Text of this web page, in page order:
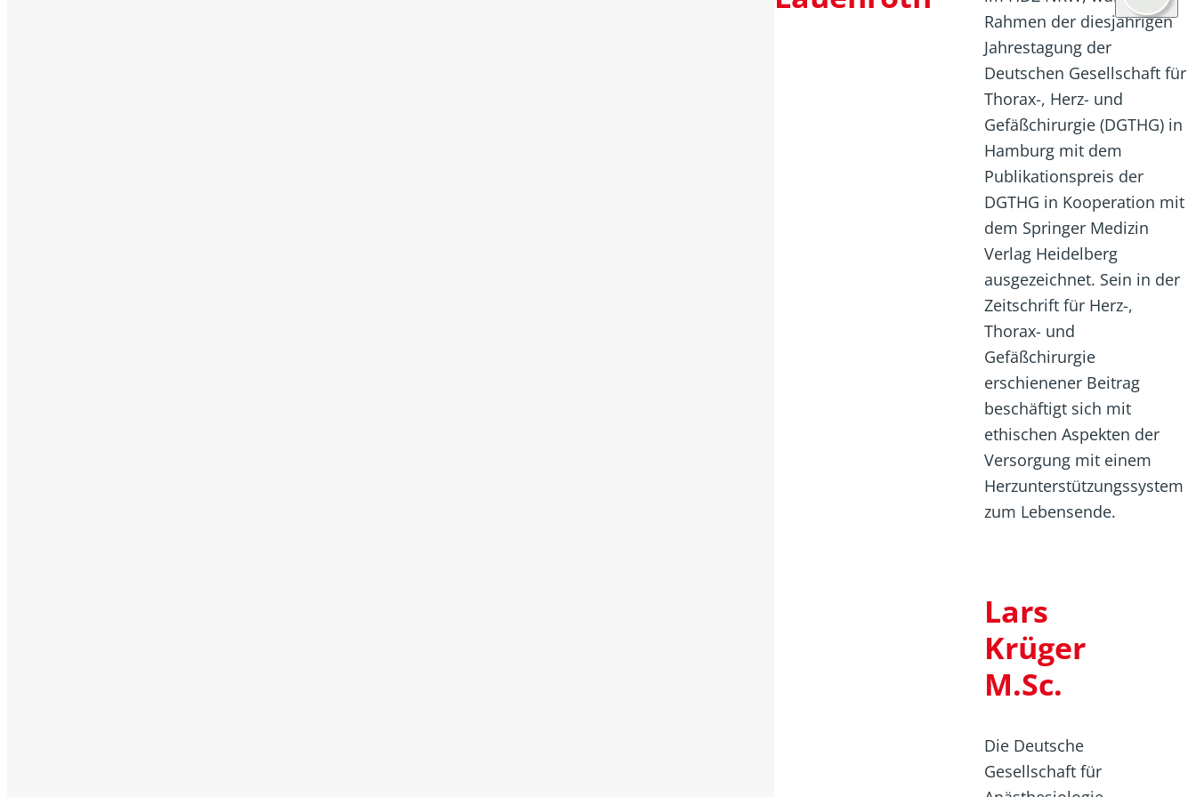
Rahmen der diesjährigen
Jahrestagung der
Deutschen Gesellschaft für
Thorax-, Herz- und
Gefäßchirurgie (DGTHG) in
Hamburg mit dem
Publikationspreis der
DGTHG in Kooperation mit
dem Springer Medizin
Verlag Heidelberg
ausgezeichnet. Sein in der
Zeitschrift für Herz-,
Thorax- und
Gefäßchirurgie
erschienener Beitrag
beschäftigt sich mit
ethischen Aspekten der
Versorgung mit einem
Herzunterstützungssystem
zum Lebensende.
Lars
Krüger
M.Sc.
Die Deutsche
Gesellschaft für